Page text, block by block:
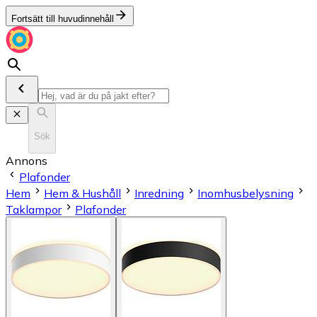
Fortsätt till huvudinnehåll
Sök
Annons
Plafonder
Hem
Hem & Hushåll Inredning
Inomhusbelysning
Taklampor
Plafonder